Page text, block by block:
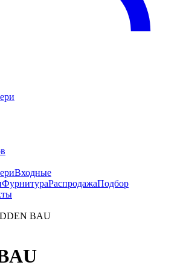
Входные
ФурнитураРаспродажаПодбор
BAU